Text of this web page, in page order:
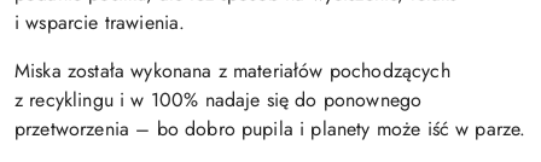
i wsparcie trawienia.
Miska została wykonana z materiałów pochodzących
z recyklingu i w 100% nadaje się do ponownego
przetworzenia – bo dobro pupila i planety może iść w parze.